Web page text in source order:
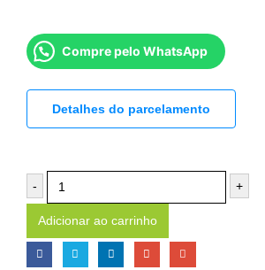
Compre pelo WhatsApp
Detalhes do parcelamento
- +
Adicionar ao carrinho